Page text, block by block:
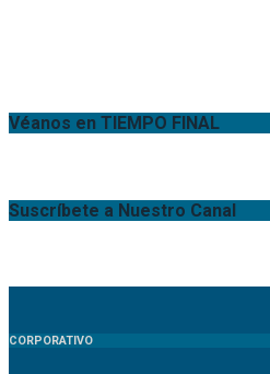
Véanos en TIEMPO FINAL
Suscríbete a Nuestro Canal
CORPORATIVO